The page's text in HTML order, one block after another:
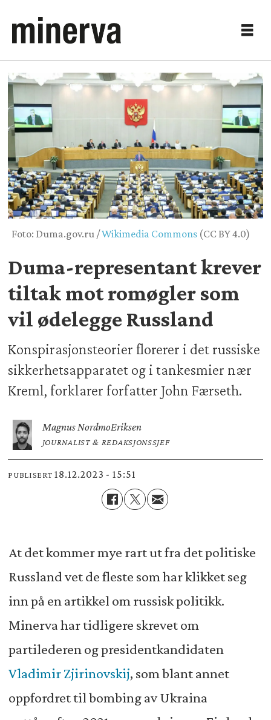
Foto: Duma.gov.ru /Wikimedia Commons(CC BY 4.0)
Duma-representant krever
tiltak mot romøgler som
vil ødelegge Russland
Konspirasjonsteorier florerer i det russiske
sikkerhetsapparatet og i tankesmier nær
Kreml, forklarer forfatter John Færseth.
Magnus NordmoEriksen
JOURNALIST & REDAKSJONSSJEF
PUBLISERT 18.12.2023 - 15:51
At det kommer mye rart ut fra det politiske
Russland vet de fleste som har klikket seg
inn på en artikkel om russisk politikk.
Minerva har tidligere skrevet om
partilederen og presidentkandidaten
Vladimir Zjirinovskij, som blant annet
oppfordret til bombing av Ukraina